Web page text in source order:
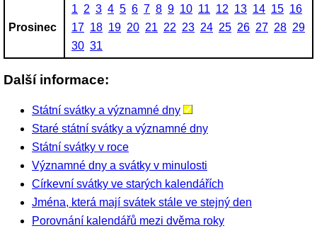
Prosinec
1 2 3 4 5 6 7 8 9 10 11 12 13 14 15 16
17 18 19 20 21 22 23 24 25 26 27 28 29
30 31
Další informace:
Státní svátky a významné dny
Staré státní svátky a významné dny
Státní svátky v roce
Významné dny a svátky v minulosti
Církevní svátky ve starých kalendářích
Jména, která mají svátek stále ve stejný den
Porovnání kalendářů mezi dvěma roky